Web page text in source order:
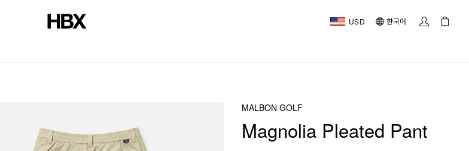
USD 한국어
MALBON GOLF
Magnolia Pleated Pant